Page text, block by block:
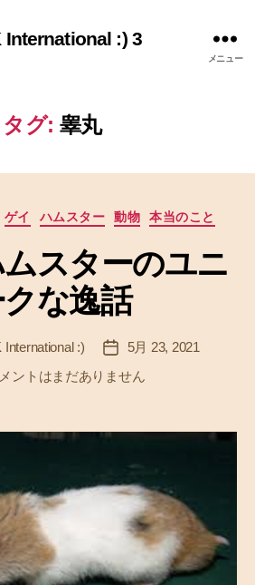
International :) 3
メニュー
タグ: 睾丸
カ
ゴ
リ
ー
ゲイ ハムスター 動物 本当のこと
スターのユニ
クな逸話
International :)
投
稿
日
5月 23, 2021
ントはまだありません